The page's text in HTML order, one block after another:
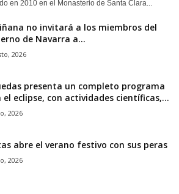
en 2010 en el Monasterio de Santa Clara...
no invitará a los miembros del
de Navarra a...
2026
presenta un completo programa
el eclipse, con actividades científicas,...
2026
abre el verano festivo con sus peras
2026